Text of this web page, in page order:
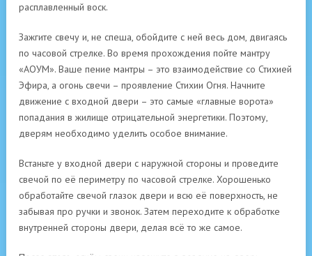
расплавленный воск.
Зажгите свечу и, не спеша, обойдите с ней весь дом, двигаясь
по часовой стрелке. Во время прохождения пойте мантру
«АОУМ». Ваше пение мантры – это взаимодействие со Стихией
Эфира, а огонь свечи – проявление Стихии Огня. Начните
движение с входной двери – это самые «главные ворота»
попадания в жилище отрицательной энергетики. Поэтому,
дверям необходимо уделить особое внимание.
Встаньте у входной двери с наружной стороны и проведите
свечой по её периметру по часовой стрелке. Хорошенько
обработайте свечой глазок двери и всю её поверхность, не
забывая про ручки и звонок. Затем переходите к обработке
внутренней стороны двери, делая всё то же самое.